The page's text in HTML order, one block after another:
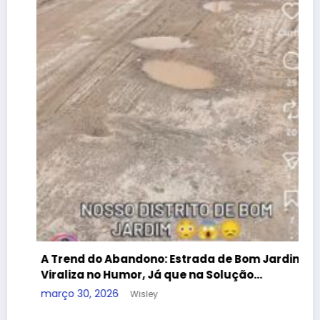
A Trend do Abandono: Estrada de Bom Jardim
Viraliza no Humor, Já que na Solução…
março 30, 2026 Wisley